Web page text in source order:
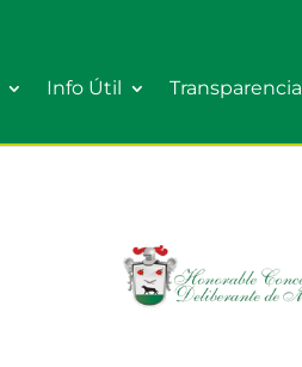
Info Útil Transparencia